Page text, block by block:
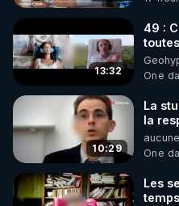
code : REGENERE10
▶ 30 jours gratuit sur
de bien-être ENVOL :
Rendez-vous sur https://
le code : REGENERE
13:32
49 :
One
10:29
La
la
aucune
One
Les